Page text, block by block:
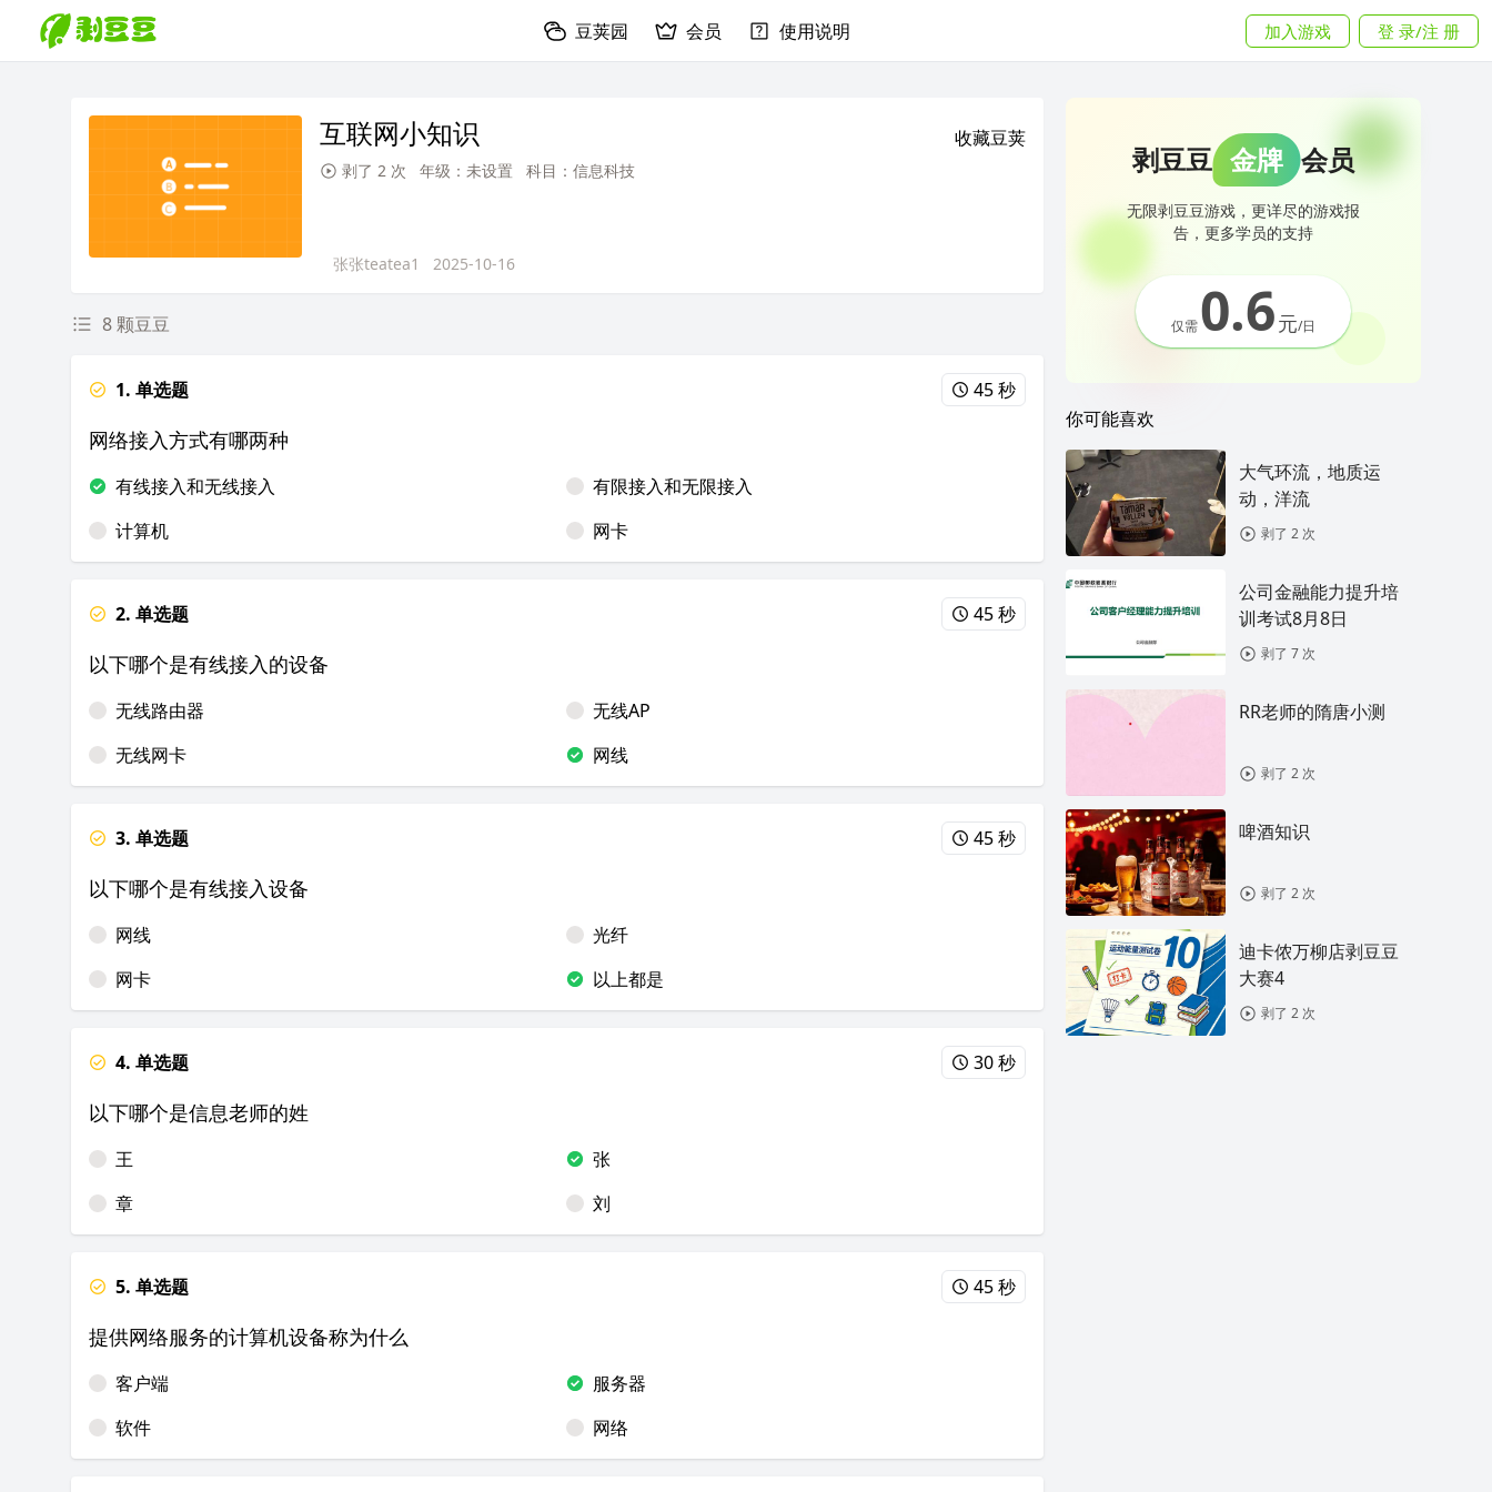
豆荚园 会员 使用说明 加入游戏 登 录/注 册
互联网小知识 收藏豆荚
剥了 2 次 年级：未设置 科目：信息科技
张张teatea1 2025-10-16
8 颗豆豆
1. 单选题 45 秒
网络接入方式有哪两种
有线接入和无线接入
有限接入和无限接入
计算机
网卡
2. 单选题 45 秒
以下哪个是有线接入的设备
无线路由器
无线AP
无线网卡
网线
3. 单选题 45 秒
以下哪个是有线接入设备
网线
光纤
网卡
以上都是
4. 单选题 30 秒
以下哪个是信息老师的姓
王
张
章
刘
5. 单选题 45 秒
提供网络服务的计算机设备称为什么
客户端
服务器
软件
网络
剥豆豆 金牌 会员
无限剥豆豆游戏，更详尽的游戏报
告，更多学员的支持
仅需0.6元/日
你可能喜欢
大气环流，地质运
动，洋流
剥了 2 次
公司金融能力提升培
训考试8月8日
剥了 7 次
RR老师的隋唐小测
剥了 2 次
啤酒知识
剥了 2 次
迪卡侬万柳店剥豆豆
大赛4
剥了 2 次